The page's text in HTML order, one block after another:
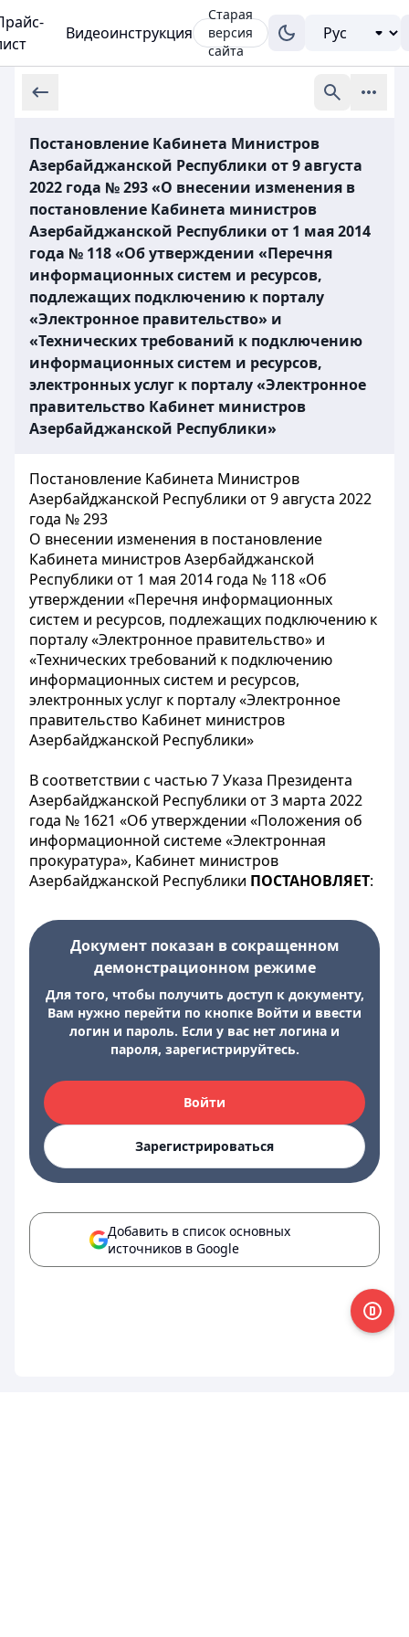
Видеоинструкция
Старая
версия
сайта
Постановление Кабинета Министров
Азербайджанской Республики от 9 августа
2022 года № 293 «О внесении изменения в
постановление Кабинета министров
Азербайджанской Республики от 1 мая 2014
года № 118 «Об утверждении «Перечня
информационных систем и ресурсов,
подлежащих подключению к порталу
«Электронное правительство» и
«Технических требований к подключению
информационных систем и ресурсов,
электронных услуг к порталу «Электронное
правительство Кабинет министров
Азербайджанской Республики»
Постановление Кабинета Министров
Азербайджанской Республики от 9 августа 2022
года № 293
О внесении изменения в постановление
Кабинета министров Азербайджанской
Республики от 1 мая 2014 года № 118 «Об
утверждении «Перечня информационных
систем и ресурсов, подлежащих подключению к
порталу «Электронное правительство» и
«Технических требований к подключению
информационных систем и ресурсов,
электронных услуг к порталу «Электронное
правительство Кабинет министров
Азербайджанской Республики»
В соответствии с частью 7 Указа Президента
Азербайджанской Республики от 3 марта 2022
года № 1621 «Об утверждении «Положения об
информационной системе «Электронная
прокуратура», Кабинет министров
Азербайджанской Республики ПОСТАНОВЛЯЕТ:
Документ показан в сокращенном
демонстрационном режиме
Для того, чтобы получить доступ к документу,
Вам нужно перейти по кнопке Войти и ввести
логин и пароль. Если у вас нет логина и
пароля, зарегистрируйтесь.
Войти
Зарегистрироваться
Добавить в список основных
источников в Google